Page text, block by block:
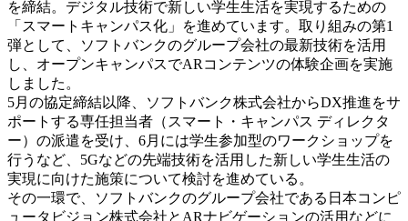
を締結。デジタル技術で新しい学生生活を実現するための
「スマートキャンパス化」を進めています。取り組みの第1
弾として、ソフトバンクのグループ会社の最新技術を活用
し、オープンキャンパスでARコンテンツの体験企画を実施
しました。
5月の協定締結以降、ソフトバンク株式会社からDX推進をサ
ポートする専任担当者（スマート・キャンパス ディレクタ
ー）の派遣を受け、6月には学生参加型のワークショップを
行うなど、5Gなどの先端技術を活用した新しい学生生活の
実現に向けた施策について検討を進めている。
その一環で、ソフトバンクのグループ会社である日本コンピ
ュータビジョン株式会社とARナビゲーションの活用などに